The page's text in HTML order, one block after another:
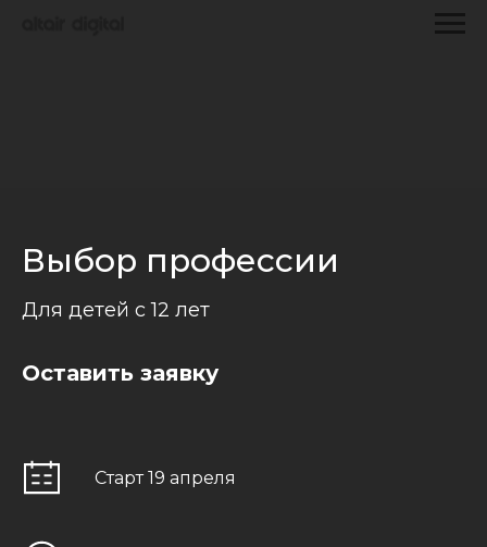
Выбор профессии
Для детей с 12 лет
Оставить заявку
Старт 19 апреля